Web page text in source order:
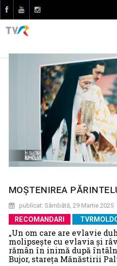
MOȘTENIREA
publicat: Sâmbătă, 29 Martie 2025
RECOMANDARI
„Un om care are evlavie
molipseşte cu evlavia şi
rămân în inimă după
Bujor, stareța Mănăstirii